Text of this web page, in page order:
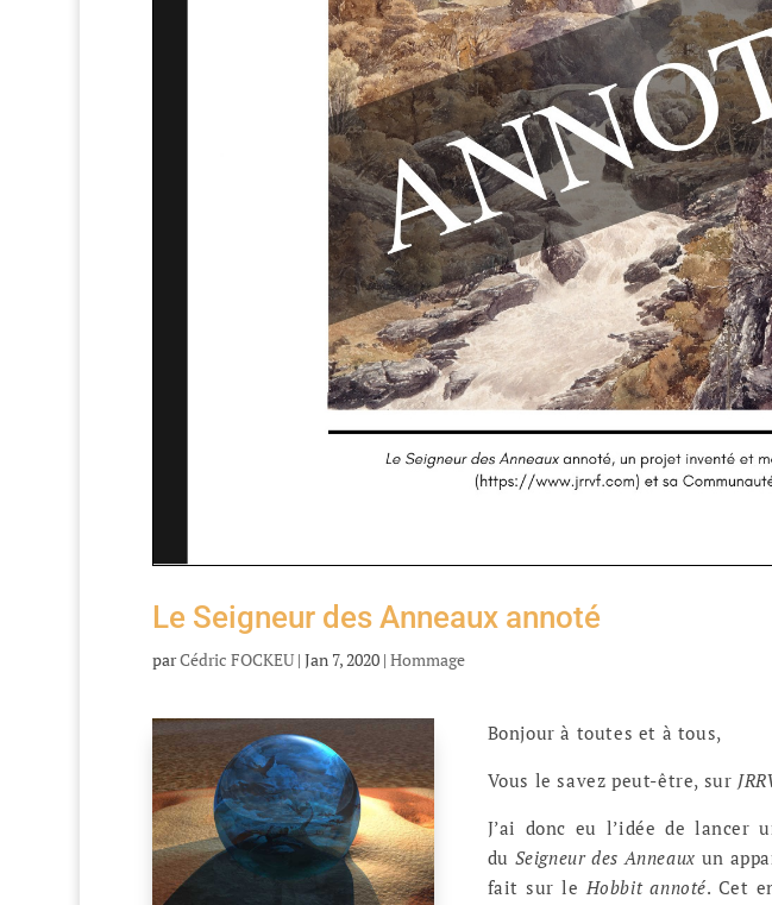
Le Seigneur des Anneaux annoté
parCédric FOCKEU| Jan 7, 2020| Hommage
Bonjour à toutes et à tous,
Vous le savez peut-être, sur
J’ai donc eu l’idée de
du Seigneur des Anneaux un
fait sur le Hobbit annoté. Cet